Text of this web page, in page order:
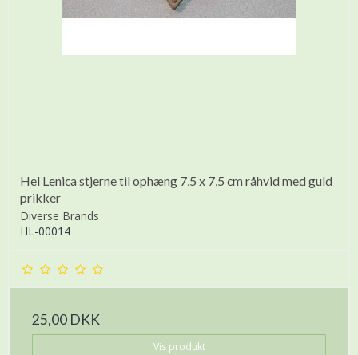
Hel Lenica stjerne til ophæng 7,5 x 7,5 cm råhvid med guld
prikker
Diverse Brands
HL-00014
25,00 DKK
Vis produkt